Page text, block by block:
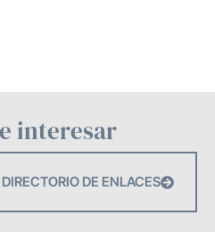
interesar
DIRECTORIO DE ENLACES